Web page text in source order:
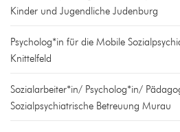
Kinder und Jugendliche Judenburg
Psycholog*in für die Mobile
Knittelfeld
Sozialarbeiter*in/ Psycholog*in/
Sozialpsychiatrische Betreuung Murau